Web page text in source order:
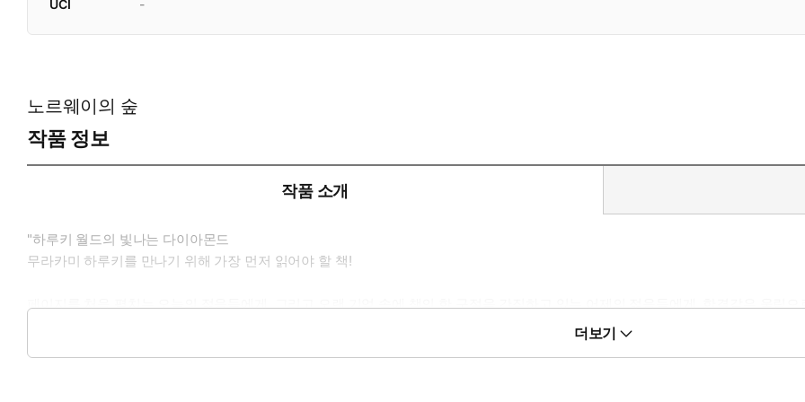
UCI
-
노르웨이의 숲
작품 정보
작품 소개
"하루키 월드의 빛나는 다이아몬드
무라카미 하루키를 만나기 위해 가장 먼저 읽어야 할 책!
페이지를 처음 펼치는 오늘의 젊음들에게, 그리고 오랜 기억 속에 책의 한 구절을 간직하고 있는 어제의 젊음들에게, 한결같은 울림
받고 있는 무라카미 하루키의 대표작 『노르웨이의 숲』. 1960년대 말 고도성장기 일본을 배경으로, 개인과 사회 사이의 금방이라도
춘의 순간을 그려 낸 이 소설은 36개국 이상의 국가에서 번역 소개되는 등 세계적인 ‘하루키 붐’을 일으키며 무라카미 하루키의 문학
더보기